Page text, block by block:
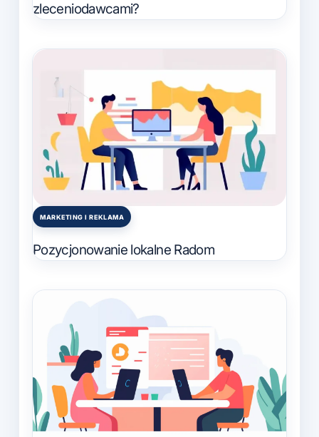
zleceniodawcami?
Posted
MARKETING I REKLAMA
Pozycjonowanie lokalne Radom